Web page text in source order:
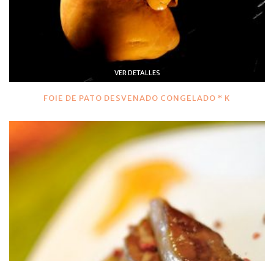
VER DETALLES
FOIE DE PATO DESVENADO CONGELADO * K